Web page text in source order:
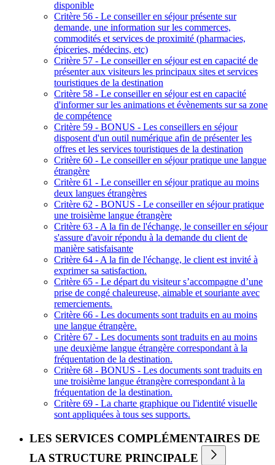
disponible
Critère 56 - Le conseiller en séjour présente sur
demande, une information sur les commerces,
commodités et services de proximité (pharmacies,
épiceries, médecins, etc)
Critère 57 - Le conseiller en séjour est en capacité de
présenter aux visiteurs les principaux sites et services
touristiques de la destination
Critère 58 - Le conseiller en séjour est en capacité
d'informer sur les animations et évènements sur sa zone
de compétence
Critère 59 - BONUS - Les conseillers en séjour
disposent d'un outil numérique afin de présenter les
offres et les services touristiques de la destination
Critère 60 - Le conseiller en séjour pratique une langue
étrangère
Critère 61 - Le conseiller en séjour pratique au moins
deux langues étrangères
Critère 62 - BONUS - Le conseiller en séjour pratique
une troisième langue étrangère
Critère 63 - A la fin de l'échange, le conseiller en séjour
s'assure d'avoir répondu à la demande du client de
manière satisfaisante
Critère 64 - A la fin de l'échange, le client est invité à
exprimer sa satisfaction.
Critère 65 - Le départ du visiteur s’accompagne d’une
prise de congé chaleureuse, aimable et souriante avec
remerciements.
Critère 66 - Les documents sont traduits en au moins
une langue étrangère.
Critère 67 - Les documents sont traduits en au moins
une deuxième langue étrangère correspondant à la
fréquentation de la destination.
Critère 68 - BONUS - Les documents sont traduits en
une troisième langue étrangère correspondant à la
fréquentation de la destination.
Critère 69 - La charte graphique ou l'identité visuelle
sont appliquées à tous ses supports.
LES SERVICES COMPLÉMENTAIRES DE
LA STRUCTURE PRINCIPALE